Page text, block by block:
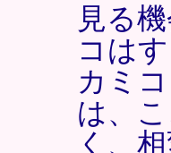
見る
コは
カミ
は、
く、